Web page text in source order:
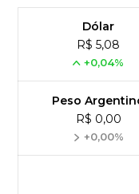
Dólar
R$ 5,08
+0,04%
Peso
R$ 0,00
+0,00%